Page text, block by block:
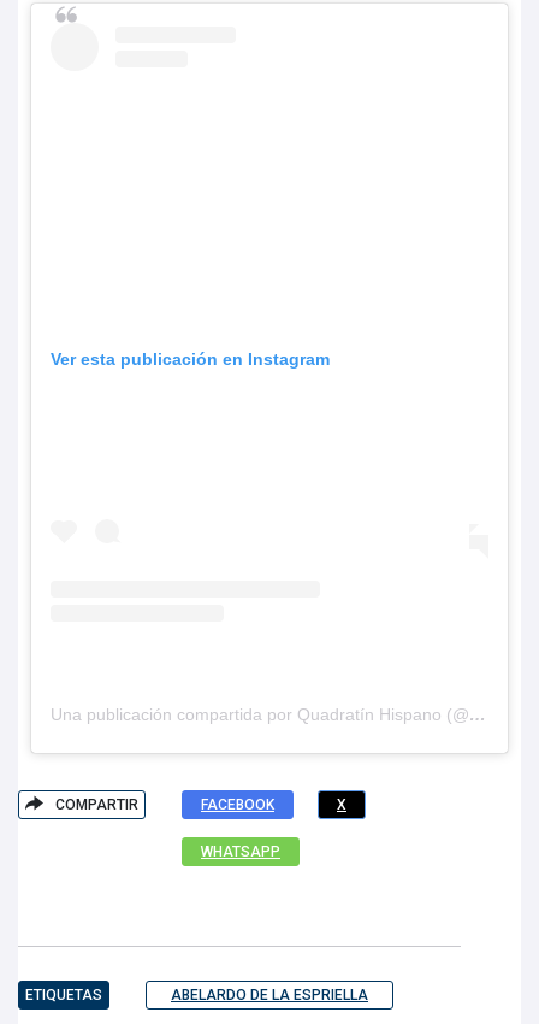
Ver esta publicación en Instagram
Una publicación compartida por Quadratín Hispano (@hispanoq)
COMPARTIR FACEBOOK X
WHATSAPP
ETIQUETAS ABELARDO DE LA ESPRIELLA